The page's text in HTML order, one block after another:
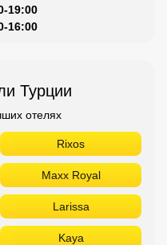
19:00
16:00
Турции
отелях
Rixos
Maxx Royal
Larissa
Kaya